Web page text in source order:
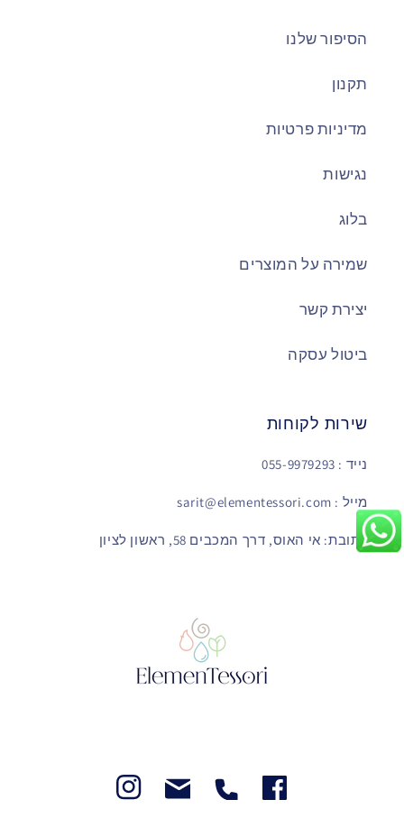
הסיפור שלנו
תקנון
מדיניות פרטיות
נגישות
בלוג
שמירה על המוצרים
יצירת קשר
ביטול עסקה
שירות לקוחות
נייד : 055-9979293
מייל : sarit@elementessori.com
כתובת: אי האוס, דרך המכבים 58, ראשון לציון
Facebook
Facebook
Facebook
Instegram